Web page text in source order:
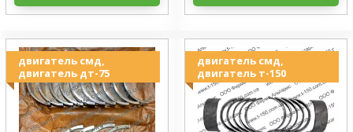
двигатель смд,
двигатель дт-75
двигатель смд,
двигатель т-150